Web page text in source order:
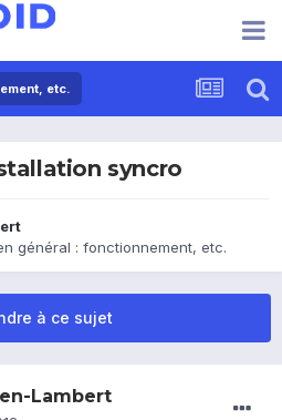
etc.
syncro
général : fonctionnement, etc.
à ce sujet
Lambert